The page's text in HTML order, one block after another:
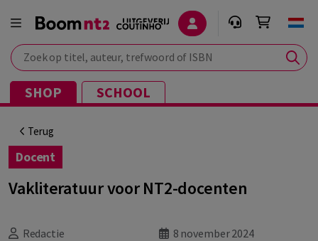
Zoek op titel, auteur, trefwoord of ISBN
SHOP SCHOOL
Terug
Docent
Vakliteratuur voor NT2-docenten
Redactie
8 november 2024